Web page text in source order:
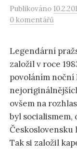
Publikováno
0 komentářů
Legendární
založil v roce
povoláním noční
ovšem na
byl
Československu
Tak si založil